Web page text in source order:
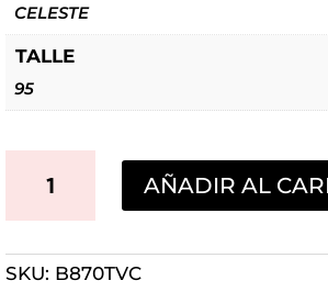
CELESTE
TALLE
95
PUNTILLA
AÑADIR AL
SKU: B870TVC